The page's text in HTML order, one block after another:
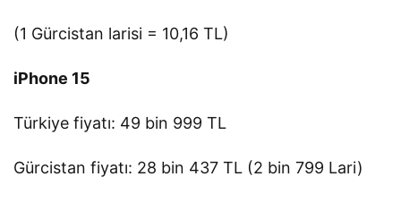
(1 Gürcistan larisi = 10,16 TL)
iPhone 15
Türkiye fiyatı: 49 bin 999 TL
Gürcistan fiyatı: 28 bin 437 TL (2 bin 799 Lari)